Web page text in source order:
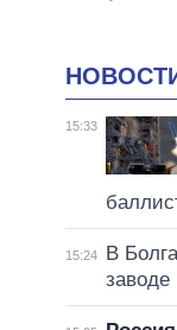
15:33
15:24
В
заводе